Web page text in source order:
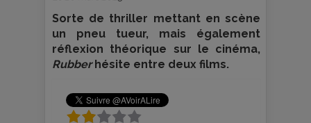
Sorte de thriller mettant en scène
un pneu tueur, mais également
réflexion théorique sur le cinéma,
Rubberhésite entre deux films.